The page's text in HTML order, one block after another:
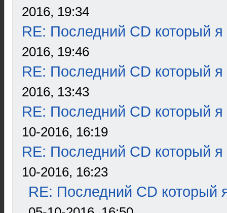
2016, 19:34
RE: Последний CD который я
2016, 19:46
RE: Последний CD который я
2016, 13:43
RE: Последний CD который я
10-2016, 16:19
RE: Последний CD который я
10-2016, 16:23
RE: Последний CD который